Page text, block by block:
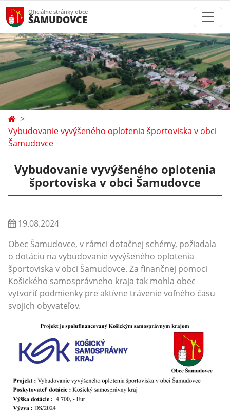
Oficiálne stránky obce
ŠAMUDOVCE
Vybudovanie vyvýšeného oplotenia športoviska v obci
Šamudovce
Vybudovanie vyvýšeného oplotenia
športoviska v obci Šamudovce
19.08.2024
Obec Šamudovce, v rámci dotačnej schémy, požiadala
o dotáciu na vybudovanie vyvýšeného oplotenia
športoviska v obci Šamudovce. Za finančnej pomoci
Košického samosprávneho kraja tak mohla obec
vytvoriť podmienky pre aktívne trávenie voľného času
svojich obyvateľov.